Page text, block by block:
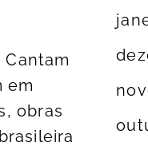
em
obras